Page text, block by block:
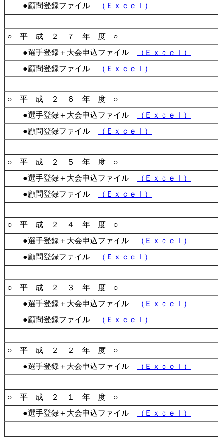
●顧問登録ファイル
（Ｅｘｃｅｌ）
○ 平 成 ２ ７ 年 度 ○
●選手登録＋大会申込ファイル
（Ｅｘｃｅｌ）
●顧問登録ファイル
（Ｅｘｃｅｌ）
○ 平 成 ２ ６ 年 度 ○
●選手登録＋大会申込ファイル
（Ｅｘｃｅｌ）
●顧問登録ファイル
（Ｅｘｃｅｌ）
○ 平 成 ２ ５ 年 度 ○
●選手登録＋大会申込ファイル
（Ｅｘｃｅｌ）
●顧問登録ファイル
（Ｅｘｃｅｌ）
○ 平 成 ２ ４ 年 度 ○
●選手登録＋大会申込ファイル
（Ｅｘｃｅｌ）
●顧問登録ファイル
（Ｅｘｃｅｌ）
○ 平 成 ２ ３ 年 度 ○
●選手登録＋大会申込ファイル
（Ｅｘｃｅｌ）
●顧問登録ファイル
（Ｅｘｃｅｌ）
○ 平 成 ２ ２ 年 度 ○
●選手登録＋大会申込ファイル
（Ｅｘｃｅｌ）
○ 平 成 ２ １ 年 度 ○
●選手登録＋大会申込ファイル
（Ｅｘｃｅｌ）